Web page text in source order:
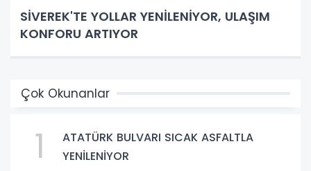
SİVEREK'TE YOLLAR YENİLENİYOR, ULAŞIM
KONFORU ARTIYOR
Çok Okunanlar
1
ATATÜRK BULVARI SICAK ASFALTLA
YENİLENİYOR